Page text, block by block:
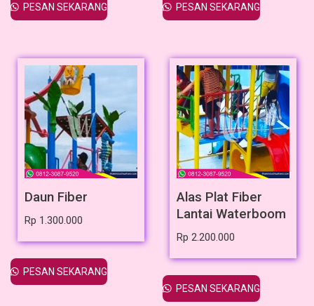
PESAN SEKARANG PESAN SEKARANG
Daun Fiber
Rp 1.300.000
PESAN SEKARANG
Alas Plat Fiber
Lantai Waterboom
Rp 2.200.000
PESAN SEKARANG